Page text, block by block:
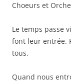
Choeurs et
Le temps passe
font leur entrée.
tous.
Quand nous